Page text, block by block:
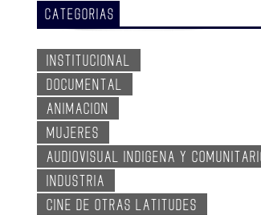
CATEGORIAS
INSTITUCIONAL
DOCUMENTAL
ANIMACION
MUJERES
AUDIOVISUAL INDIGENA Y
INDUSTRIA
CINE DE OTRAS LATITUDES